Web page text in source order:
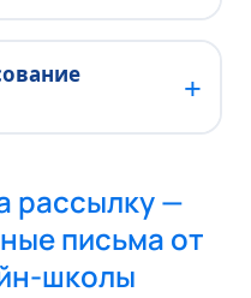
+
рассылку —
письма от
школы